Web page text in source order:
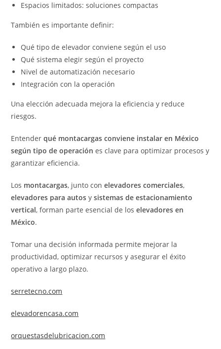
Espacios limitados: soluciones compactas
También es importante definir:
Qué tipo de elevador conviene según el uso
Qué sistema elegir según el proyecto
Nivel de automatización necesario
Integración con la operación
Una elección adecuada mejora la eficiencia y reduce
riesgos.
Entenderqué montacargas conviene instalar en México
según tipo de operación es clave para optimizar procesos y
garantizar eficiencia.
Los montacargas, junto conelevadores comerciales,
elevadores para autos ysistemas de estacionamiento
vertical, forman parte esencial de loselevadores en
México.
Tomar una decisión informada permite mejorar la
productividad, optimizar recursos y asegurar el éxito
operativo a largo plazo.
serretecno.com
elevadorencasa.com
orquestasdelubricacion.com